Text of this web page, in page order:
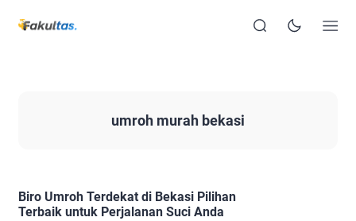
umroh murah bekasi
Biro Umroh Terdekat di Bekasi Pilihan
Terbaik untuk Perjalanan Suci Anda